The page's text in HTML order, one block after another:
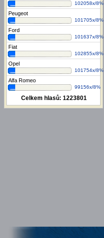
102058x/8%
Peugeot
101705x/8%
Ford
101637x/8%
Fiat
102855x/8%
Opel
101754x/8%
Alfa Romeo
99156x/8%
Celkem hlasů: 1223801